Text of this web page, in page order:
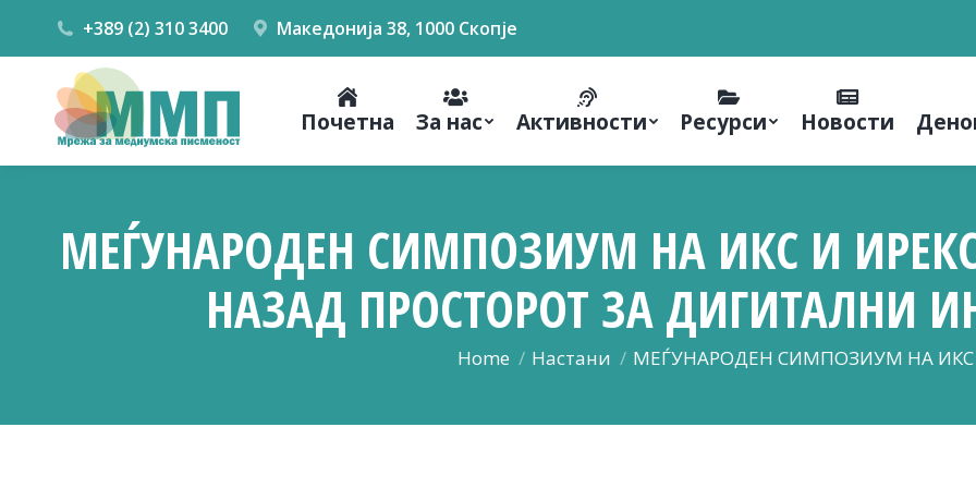
+389 (2) 310 3400 Македонија 38, 1000 Скопје
Почетна За нас Активности Ресурси Новости
МЕЃУНАРОДЕН СИМПОЗИУМ НА ИКС И
НАЗАД ПРОСТОРОТ ЗА ДИГИТАЛНИ
You are here:
Home Настани МЕЃУНАРОДЕН СИМПОЗИУМ НА